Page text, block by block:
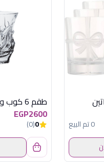
0 تم البيع
EGP2600
0
(0)